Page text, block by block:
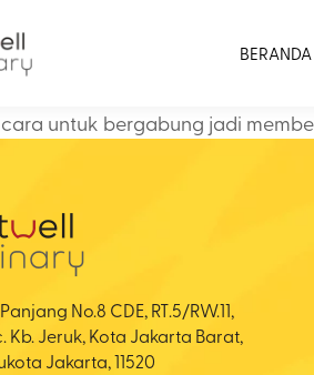
BERANDA
untuk bergabung jadi
No.8 CDE, RT.5/RW.11,
Kb. Jeruk, Kota Jakarta Barat,
Jakarta, 11520